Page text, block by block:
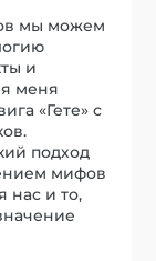
мы можем
и
меня
«Гете» с
подход
мифов
нас и то,